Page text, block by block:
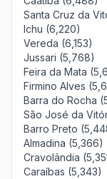
Santa Cruz da
Ichu (6,220)
Vereda (6,153)
Jussari (5,768)
Feira da Mata
Firmino Alves
Barra do Rocha
São José da
Barro Preto
Almadina (5,366)
Cravolândia
Caraíbas (5,343)